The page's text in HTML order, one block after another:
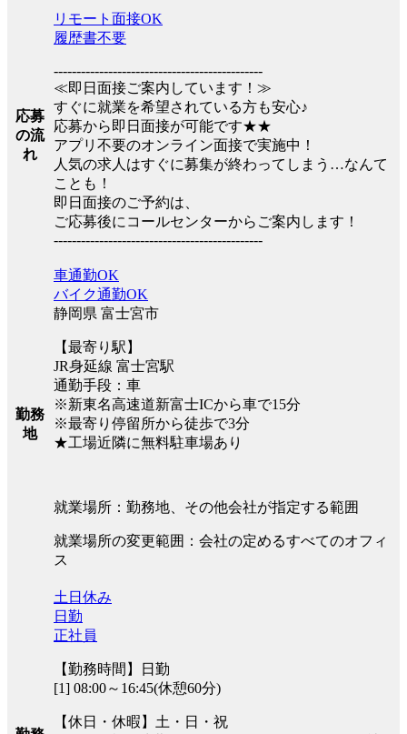
応募
の流
れ
リモート面接OK
履歴書不要
----------------------------------------------
≪即日面接ご案内しています！≫
すぐに就業を希望されている方も安心♪
応募から即日面接が可能です★★
アプリ不要のオンライン面接で実施中！
人気の求人はすぐに募集が終わってしまう…なんて
ことも！
即日面接のご予約は、
ご応募後にコールセンターからご案内します！
----------------------------------------------
勤務
地
車通勤OK
バイク通勤OK
静岡県 富士宮市
【最寄り駅】
JR身延線 富士宮駅
通勤手段：車
※新東名高速道新富士ICから車で15分
※最寄り停留所から徒歩で3分
★工場近隣に無料駐車場あり
就業場所：勤務地、その他会社が指定する範囲
就業場所の変更範囲：会社の定めるすべてのオフィ
ス
土日休み
日勤
正社員
【勤務時間】日勤
[1] 08:00～16:45(休憩60分)
【休日・休暇】土・日・祝